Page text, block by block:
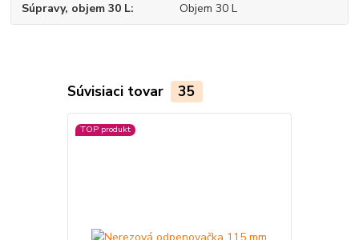
Súpravy, objem 30 L Objem 30 L
Súvisiaci tovar 35
TOP produkt